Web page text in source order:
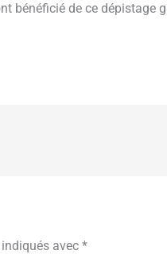
de ce dépistage
avec *